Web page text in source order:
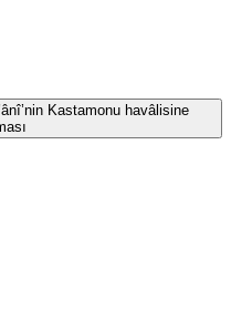
Kastamonu havâlisine